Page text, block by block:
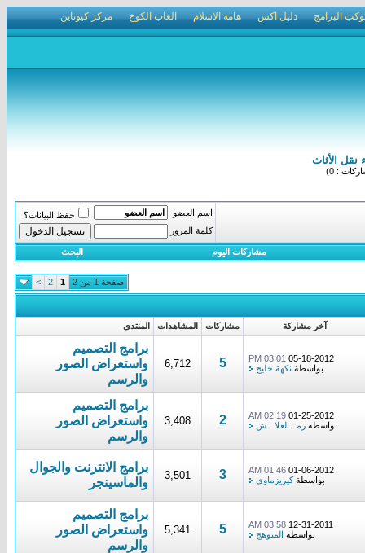
البرامج دليل اكس هامة الاسلام العاب الكوخ مركز كيوناين
نقل الأثاث
: 0)
اسم العضو
حفظ البيانات؟
كلمة المرور
مشاركات اليوم البحث
صفحة 1 من 2 1
2
>
آخر مشاركة مشاركات المشاهدات المنتدى
05-18-2012
03:01 PM
بواسطة نكهة خليج 5
6,712
برامج التصميم
واستعراض الصور
والرسم
01-25-2012
02:19 AM
بواسطة رمــ الغلا ــش 2
3,408
برامج التصميم
واستعراض الصور
والرسم
01-06-2012
01:46 AM
بواسطةكيريزماوي 3
3,501
برامج الانترنت والجوال
والماسينجر
12-31-2011
03:58 AM
بواسطة ‏المتوهج 5
5,341
برامج التصميم
واستعراض الصور
والرسم